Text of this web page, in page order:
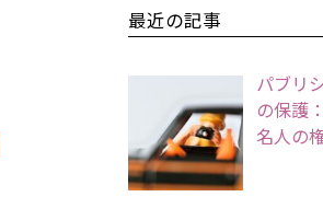
最近の記事
パブリ
の保護
名人の